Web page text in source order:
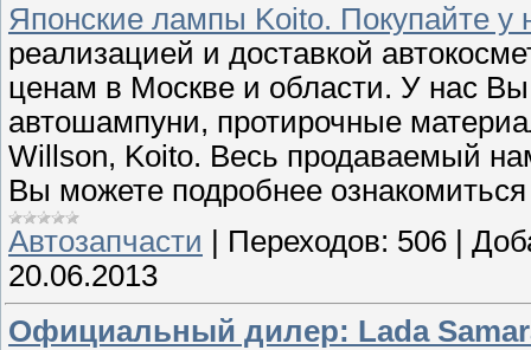
Японские лампы Koito. Покупайте у
реализацией и доставкой
ценам в Москве и области. У нас
автошампуни, протирочные
Willson, Koito. Весь продаваемый
Вы можете подробнее
Автозапчасти | Переходов: 506 |
20.06.2013
Официальный дилер: Lada